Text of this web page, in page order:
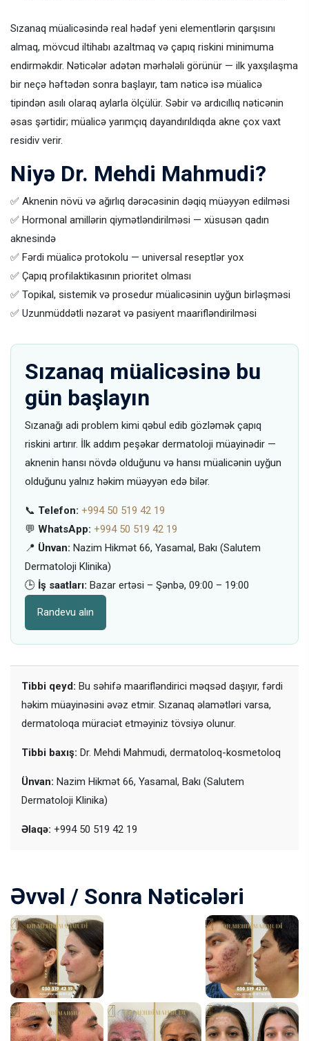
Sızanaq müalicəsində real hədəf yeni elementlərin qarşısını
almaq, mövcud iltihabı azaltmaq və çapıq riskini minimuma
endirməkdir. Nəticələr adətən mərhələli görünür — ilk yaxşılaşma
bir neçə həftədən sonra başlayır, tam nəticə isə müalicə
tipindən asılı olaraq aylarla ölçülür. Səbir və ardıcıllıq nəticənin
əsas şərtidir; müalicə yarımçıq dayandırıldıqda akne çox vaxt
residiv verir.
Niyə Dr. Mehdi Mahmudi?
✅ Aknenin növü və ağırlıq dərəcəsinin dəqiq müəyyən edilməsi
✅ Hormonal amillərin qiymətləndirilməsi — xüsusən qadın
aknesində
✅ Fərdi müalicə protokolu — universal reseptlər yox
✅ Çapıq profilaktikasının prioritet olması
✅ Topikal, sistemik və prosedur müalicəsinin uyğun birləşməsi
✅ Uzunmüddətli nəzarət və pasiyent maarifləndirilməsi
Sızanaq müalicəsinə bu
gün başlayın
Sızanağı adi problem kimi qəbul edib gözləmək çapıq
riskini artırır. İlk addım peşəkar dermatoloji müayinədir —
aknenin hansı növdə olduğunu və hansı müalicənin uyğun
olduğunu yalnız həkim müəyyən edə bilər.
📞 Telefon: +994 50 519 42 19
💬 WhatsApp: +994 50 519 42 19
📍 Ünvan: Nazim Hikmət 66, Yasamal, Bakı (Salutem
Dermatoloji Klinika)
🕒 İş saatları: Bazar ertəsi – Şənbə, 09:00 – 19:00
Randevu alın
Tibbi qeyd: Bu səhifə maarifləndirici məqsəd daşıyır, fərdi
həkim müayinəsini əvəz etmir. Sızanaq əlamətləri varsa,
dermatoloqa müraciət etməyiniz tövsiyə olunur.
Tibbi baxış: Dr. Mehdi Mahmudi, dermatoloq-kosmetoloq
Ünvan: Nazim Hikmət 66, Yasamal, Bakı (Salutem
Dermatoloji Klinika)
Əlaqə: +994 50 519 42 19
Əvvəl / Sonra Nəticələri